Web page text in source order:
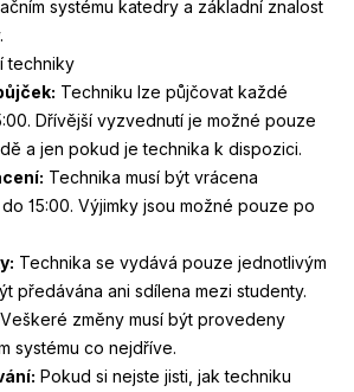
systému katedry a základní znalost
techniky
Techniku lze půjčovat každé
:00. Dřívější vyzvednutí je možné pouze
a jen pokud je technika k dispozici.
Technika musí být vrácena
do 15:00. Výjimky jsou možné pouze po
Technika se vydává pouze jednotlivým
předávána ani sdílena mezi studenty.
Veškeré změny musí být provedeny
systému co nejdříve.
Pokud si nejste jisti, jak techniku